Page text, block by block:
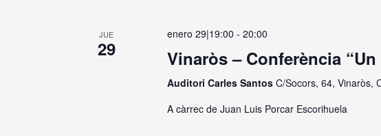
JUE
29
enero 29|19:00 -20:00
Vinaròs – Conferència
Auditori Carles SantosC/Socors, 64, Vinaròs,
A càrrec de Juan Luis Porcar Escorihuela